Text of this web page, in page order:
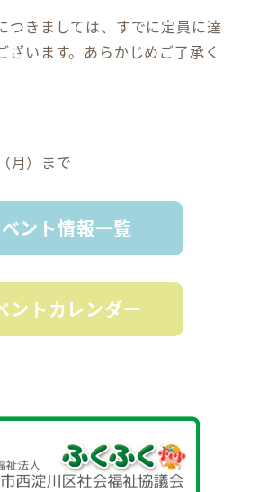
つきましては、すでに定員に達
ざいます。あらかじめご了承く
月）まで
ント情報一覧
ントカレンダー